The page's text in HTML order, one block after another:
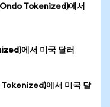
Tokenized)에서
에서 미국 달러
에서 미국 달